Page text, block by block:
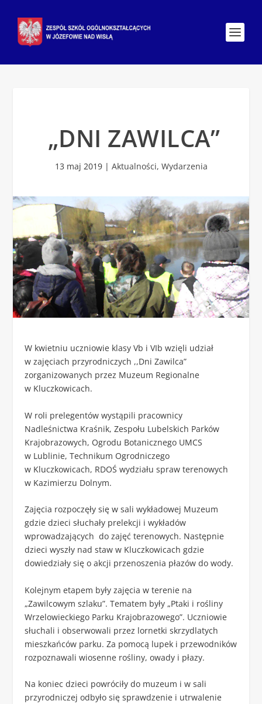
„DNI ZAWILCA”
13 maj 2019| Aktualności, Wydarzenia
W kwietniu uczniowie klasy Vb i VIb wzięli udział
w zajęciach przyrodniczych ,,Dni Zawilca”
zorganizowanych przez Muzeum Regionalne
w Kluczkowicach.
W roli prelegentów wystąpili pracownicy
Nadleśnictwa Kraśnik, Zespołu Lubelskich Parków
Krajobrazowych, Ogrodu Botanicznego UMCS
w Lublinie, Technikum Ogrodniczego
w Kluczkowicach, RDOŚ wydziału spraw terenowych
w Kazimierzu Dolnym.
Zajęcia rozpoczęły się w sali wykładowej Muzeum
gdzie dzieci słuchały prelekcji i wykładów
wprowadzających do zajęć terenowych. Następnie
dzieci wyszły nad staw w Kluczkowicach gdzie
dowiedziały się o akcji przenoszenia płazów do wody.
Kolejnym etapem były zajęcia w terenie na
„Zawilcowym szlaku”. Tematem były „Ptaki i rośliny
Wrzelowieckiego Parku Krajobrazowego”. Uczniowie
słuchali i obserwowali przez lornetki skrzydlatych
mieszkańców parku. Za pomocą lupek i przewodników
rozpoznawali wiosenne rośliny, owady i płazy.
Na koniec dzieci powróciły do muzeum i w sali
przyrodniczej odbyło się sprawdzenie i utrwalenie